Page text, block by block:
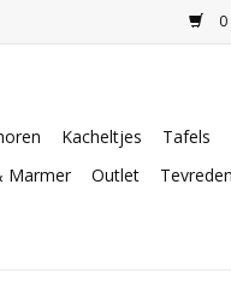
Kacheltjes Tafels
Marmer Outlet